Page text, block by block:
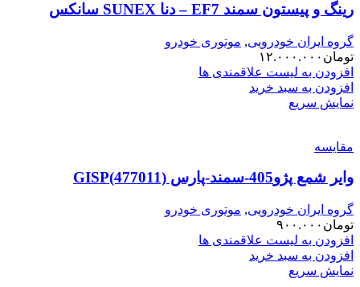
رینگ و پیستون سمند EF7 – دنا SUNEX سانکس
گروه ایران خودرویی, موتوری خودرو
تومان ۱۲.۰۰۰.۰۰۰
افزودن به لیست علاقمندی ها
افزودن به سبد خرید
نمایش سریع
مقایسه
وایر شمع پژو405-سمند-پارس GISP(477011)
گروه ایران خودرویی, موتوری خودرو
تومان ۹۰۰.۰۰۰
افزودن به لیست علاقمندی ها
افزودن به سبد خرید
نمایش سریع